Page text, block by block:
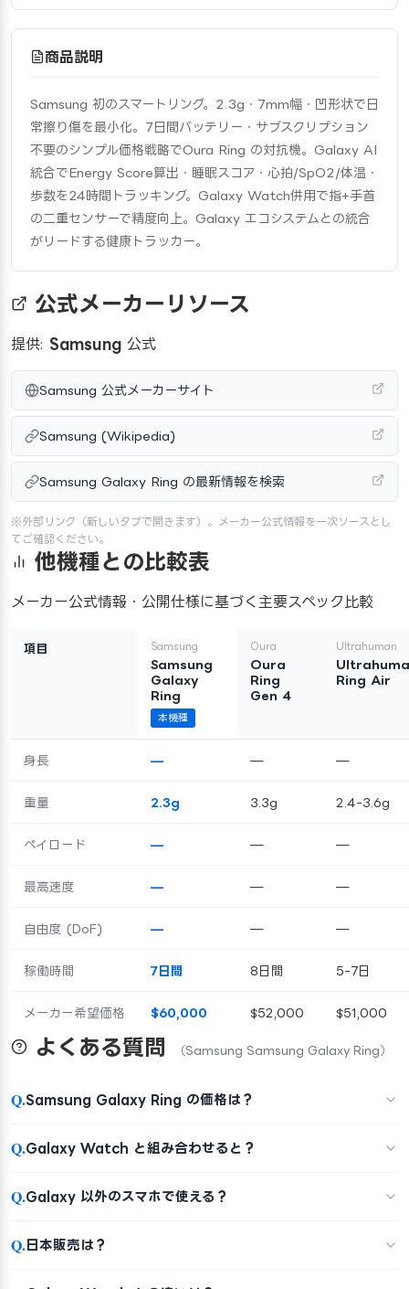
商品説明
Samsung 初のスマートリング。2.3g・7mm幅・凹形状で日
常擦り傷を最小化。7日間バッテリー・サブスクリプション
不要のシンプル価格戦略でOura Ring の対抗機。Galaxy AI
統合でEnergy Score算出・睡眠スコア・心拍/SpO2/体温・
歩数を24時間トラッキング。Galaxy Watch併用で指+手首
の二重センサーで精度向上。Galaxy エコシステムとの統合
がリードする健康トラッカー。
公式メーカーリソース
提供: Samsung 公式
Samsung 公式メーカーサイト
Samsung (Wikipedia)
Samsung Galaxy Ring の最新情報を検索
※外部リンク（新しいタブで開きます）。メーカー公式情報を一次ソースとし
てご確認ください。
他機種との比較表
メーカー公式情報・公開仕様に基づく主要スペック比較
項目 Samsung
Samsung
Galaxy
Ring
本機種
Oura
Oura
Ring
Gen 4
Ultrahuman
Ring Air
身長 — — —
重量 2.3g 3.3g 2.4-3.6g
ペイロード — — —
最高速度 — — —
自由度 (DoF) — — —
稼働時間 7日間 8日間 5-7日
メーカー希望価格 $60,000 $52,000 $51,000
よくある質問 （Samsung Samsung Galaxy Ring）
Q.Samsung Galaxy Ring の価格は？
Q.Galaxy Watch と組み合わせると？
Q.Galaxy 以外のスマホで使える？
Q.日本販売は？